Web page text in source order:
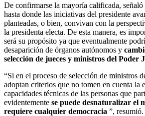
De confirmarse la mayoría calificada, señaló
hasta donde las iniciativas del presidente
planteadas, o bien, convivan con la
la presidenta electa. De esta manera, es
será su propósito ya que eventualmente
desaparición de órganos autónomos y
selección de jueces y ministros del Poder
“Si en el proceso de selección de ministros
adoptan criterios que no tomen en cuenta la
capacidades técnicas de las personas que
evidentemente se puede desnaturalizar el
requiere cualquier democracia ”, resumió.